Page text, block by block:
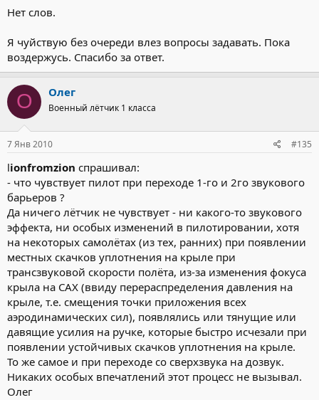
Нет слов.
Я чуйствую без очереди влез вопросы задавать. Пока
воздержусь. Спасибо за ответ.
О Олег
Военный лётчик 1 класса
7 Янв 2010 #135
lionfromzion спрашивал:
- что чувствует пилот при переходе 1-го и 2го звукового
барьеров ?
Да ничего лётчик не чувствует - ни какого-то звукового
эффекта, ни особых изменений в пилотировании, хотя
на некоторых самолётах (из тех, ранних) при появлении
местных скачков уплотнения на крыле при
трансзвуковой скорости полёта, из-за изменения фокуса
крыла на САХ (ввиду перераспределения давления на
крыле, т.е. смещения точки приложения всех
аэродинамических сил), появлялись или тянущие или
давящие усилия на ручке, которые быстро исчезали при
появлении устойчивых скачков уплотнения на крыле.
То же самое и при переходе со сверхзвука на дозвук.
Никаких особых впечатлений этот процесс не вызывал.
Олег